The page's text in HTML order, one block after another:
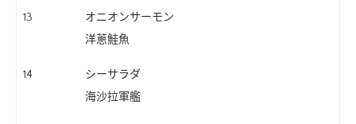
13
オニオンサーモン
洋蔥鮭魚
14
シーサラダ
海沙拉軍艦